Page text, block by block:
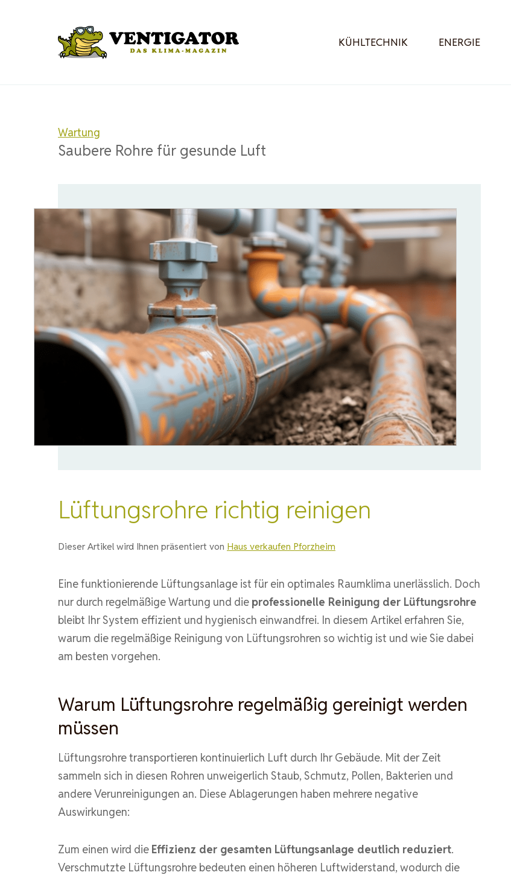
KÜHLTECHNIK ENERGIE
Wartung
Saubere Rohre für gesunde Luft
Lüftungsrohre richtig reinigen
Dieser Artikel wird Ihnen präsentiert von Haus verkaufen Pforzheim
Eine funktionierende Lüftungsanlage ist für ein optimales Raumklima unerlässlich. Doch
nur durch regelmäßige Wartung und die professionelle Reinigung der Lüftungsrohre
bleibt Ihr System effizient und hygienisch einwandfrei. In diesem Artikel erfahren Sie,
warum die regelmäßige Reinigung von Lüftungsrohren so wichtig ist und wie Sie dabei
am besten vorgehen.
Warum Lüftungsrohre regelmäßig gereinigt werden
müssen
Lüftungsrohre transportieren kontinuierlich Luft durch Ihr Gebäude. Mit der Zeit
sammeln sich in diesen Rohren unweigerlich Staub, Schmutz, Pollen, Bakterien und
andere Verunreinigungen an. Diese Ablagerungen haben mehrere negative
Auswirkungen:
Zum einen wird die Effizienz der gesamten Lüftungsanlage deutlich reduziert.
Verschmutzte Lüftungsrohre bedeuten einen höheren Luftwiderstand, wodurch die